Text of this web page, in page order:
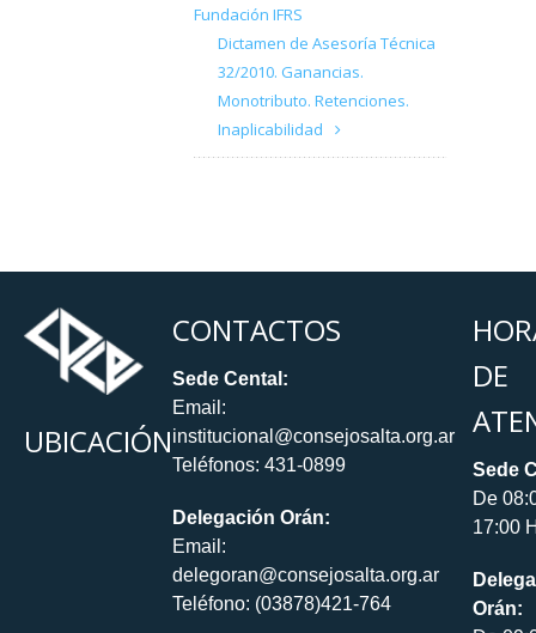
Fundación IFRS
Dictamen de Asesoría Técnica
32/2010. Ganancias.
Monotributo. Retenciones.
Inaplicabilidad
UBICACIÓN
CONTACTOS
Sede Cental:
Email:
institucional@consejosalta.org.ar
Teléfonos: 431-0899
Delegación Orán:
Email:
delegoran@consejosalta.org.ar
Teléfono: (03878)421-764
DE
Sede
De
17:00
Orán: